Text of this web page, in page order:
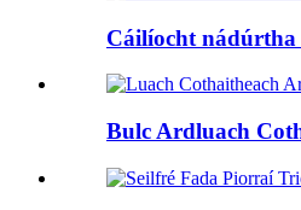
Cáilíocht nádúrtha
Bulc Ardluach